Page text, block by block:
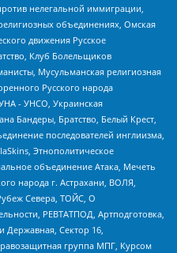
нелегальной иммиграции,
объединениях, Омская
движения Русское
Клуб Болельщиков
Мусульманская религиозная
Русского народа
- УНСО, Украинская
Бандеры, Братство, Белый Крест,
последователей инглиизма,
Этнополитическое
объединение Атака, Мечеть
народа г. Астрахани, ВОЛЯ,
Севера, ТОЙС, О
РЕВТАТПОД, Артподготовка,
Сектор 16,
группа МПГ, Курсом